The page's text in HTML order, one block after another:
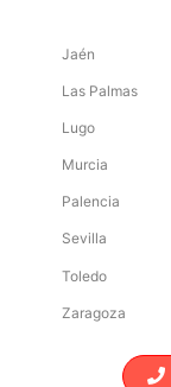
Jaén
Las Palmas
Lugo
Murcia
Palencia
Sevilla
Toledo
Zaragoza